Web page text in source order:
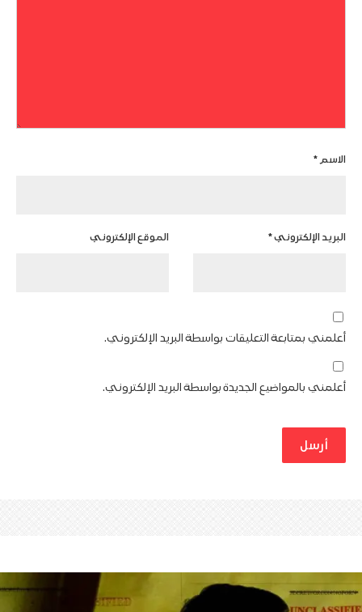
الاسم *
البريد الإلكتروني* الموقع الإلكتروني
أعلمني بمتابعة التعليقات بواسطة البريد الإلكتروني.
أعلمني بالمواضيع الجديدة بواسطة البريد الإلكتروني.